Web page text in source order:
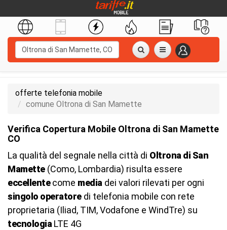
offerte telefonia mobile
comune Oltrona di San Mamette
Verifica Copertura Mobile Oltrona di San Mamette
CO
La qualità del segnale nella città di Oltrona di San
Mamette(Como, Lombardia) risulta essere
eccellentecome media dei valori rilevati per ogni
singolo operatoredi telefonia mobile con rete
proprietaria (Iliad, TIM, Vodafone e WindTre) su
tecnologia LTE 4G